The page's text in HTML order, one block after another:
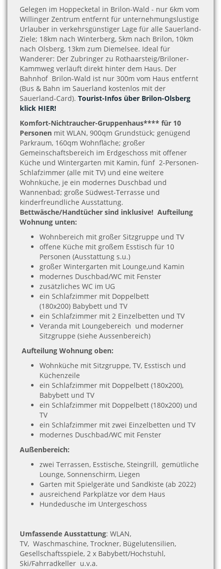
Gelegen im Hoppecketal in Brilon-Wald - nur 6km vom
Willinger Zentrum entfernt für unternehmungslustige
Urlauber in verkehrsgünstiger Lage für alle Sauerland-
Ziele; 18km nach Winterberg, 5km nach Brilon, 10km
nach Olsberg, 13km zum Diemelsee. Ideal für
Wanderer: Der Zubringer zu Rothaarsteig/Briloner-
Kammweg verläuft direkt hinter dem Haus. Der
Bahnhof Brilon-Wald ist nur 300m vom Haus entfernt
(Bus & Bahn im Sauerland kostenlos mit der
Sauerland-Card). Tourist-Infos über Brilon-Olsberg
klick HIER!
Komfort-Nichtraucher-Gruppenhaus**** für 10
Personen mit WLAN, 900qm Grundstück; genügend
Parkraum, 160qm Wohnfläche; großer
Gemeinschaftsbereich im Erdgeschoss mit offener
Küche und Wintergarten mit Kamin, fünf 2-Personen-
Schlafzimmer (alle mit TV) und eine weitere
Wohnküche, je ein modernes Duschbad und
Wannenbad; große Südwest-Terrasse und
kinderfreundliche Ausstattung.
Bettwäsche/Handtücher sind inklusive! Aufteilung
Wohnung unten:
Wohnbereich mit großer Sitzgruppe und TV
offene Küche mit großem Esstisch für 10
Personen (Ausstattung s.u.)
großer Wintergarten mit Lounge,und Kamin
modernes Duschbad/WC mit Fenster
zusätzliches WC im UG
ein Schlafzimmer mit Doppelbett
(180x200) Babybett und TV
ein Schlafzimmer mit 2 Einzelbetten und TV
Veranda mit Loungebereich und moderner
Sitzgruppe (siehe Aussenbereich)
Aufteilung Wohnung oben:
Wohnküche mit Sitzgruppe, TV, Esstisch und
Küchenzeile
ein Schlafzimmer mit Doppelbett (180x200),
Babybett und TV
ein Schlafzimmer mit Doppelbett (180x200) und
TV
ein Schlafzimmer mit zwei Einzelbetten und TV
modernes Duschbad/WC mit Fenster
Außenbereich:
zwei Terrassen, Esstische, Steingrill, gemütliche
Lounge, Sonnenschirm, Liegen
Garten mit Spielgeräte und Sandkiste (ab 2022)
ausreichend Parkplätze vor dem Haus
Hundedusche im Untergeschoss
Umfassende Ausstattung: WLAN,
TV, Waschmaschine, Trockner, Bügelutensilien,
Gesellschaftsspiele, 2 x Babybett/Hochstuhl,
Ski/Fahrradkeller u.v.a.